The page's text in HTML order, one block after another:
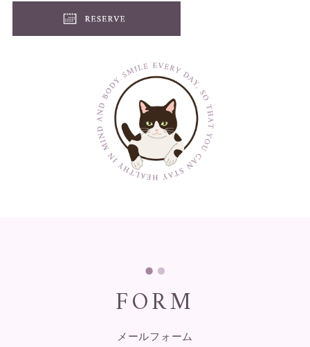
FORM
メールフォーム